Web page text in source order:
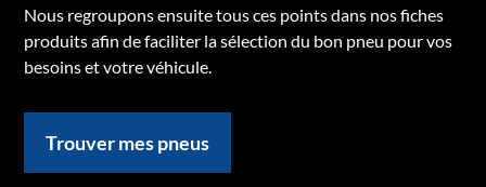
Nous regroupons ensuite tous ces points dans nos fiches
produits afin de faciliter la sélection du bon pneu pour vos
besoins et votre véhicule.
Trouver mes pneus